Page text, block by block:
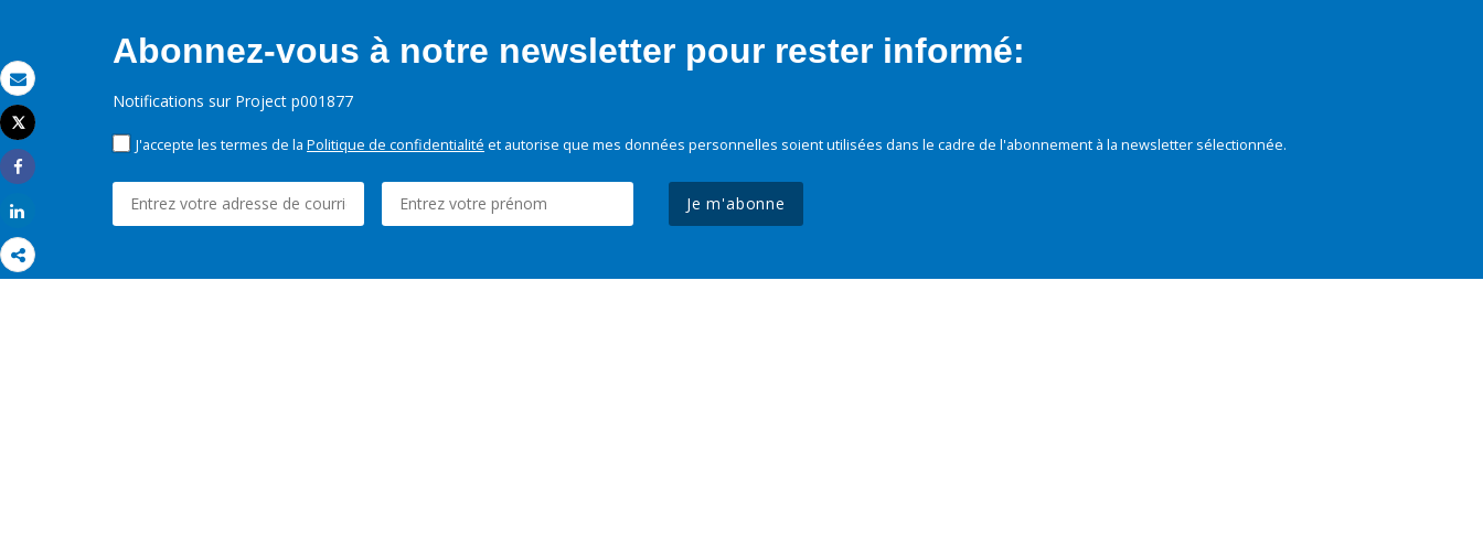
Email
Imprimer
Tweet
Share
Abonnez-vous à notre newsletter pour rester informé:
Notifications sur Project p001877
J'accepte les termes de la Politique de confidentialité et autorise que mes données personnelles soient utilisées dans le cadre de l'abonnement à la newsletter sélectionnée.
Je m'abonne